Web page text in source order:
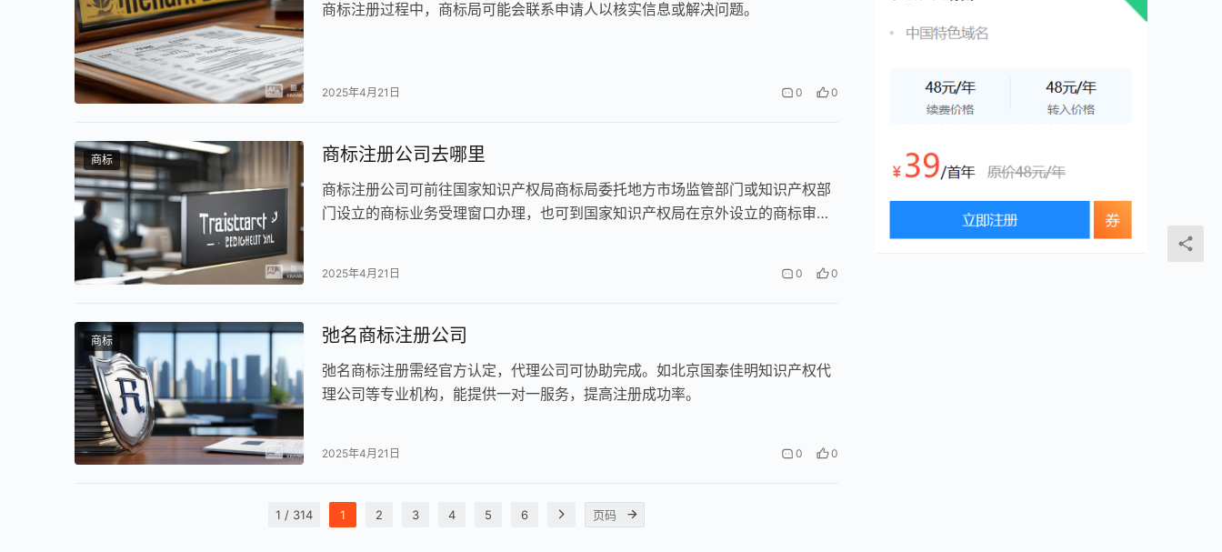
商标注册过程中，商标局可能会联系申请人以核实信息或解决问题。
2025年4月21日 0 0
商标 商标注册公司去哪里
商标注册公司可前往国家知识产权局商标局委托地方市场监管部门或知识产权部
门设立的商标业务受理窗口办理，也可到国家知识产权局在京外设立的商标审查
2025年4月21日 0 0
商标 弛名商标注册公司
弛名商标注册需经官方认定，代理公司可协助完成。如北京国泰佳明知识产权代
理公司等专业机构，能提供一对一服务，提高注册成功率。
2025年4月21日 0 0
1 / 314 1 2 3 4 5 6